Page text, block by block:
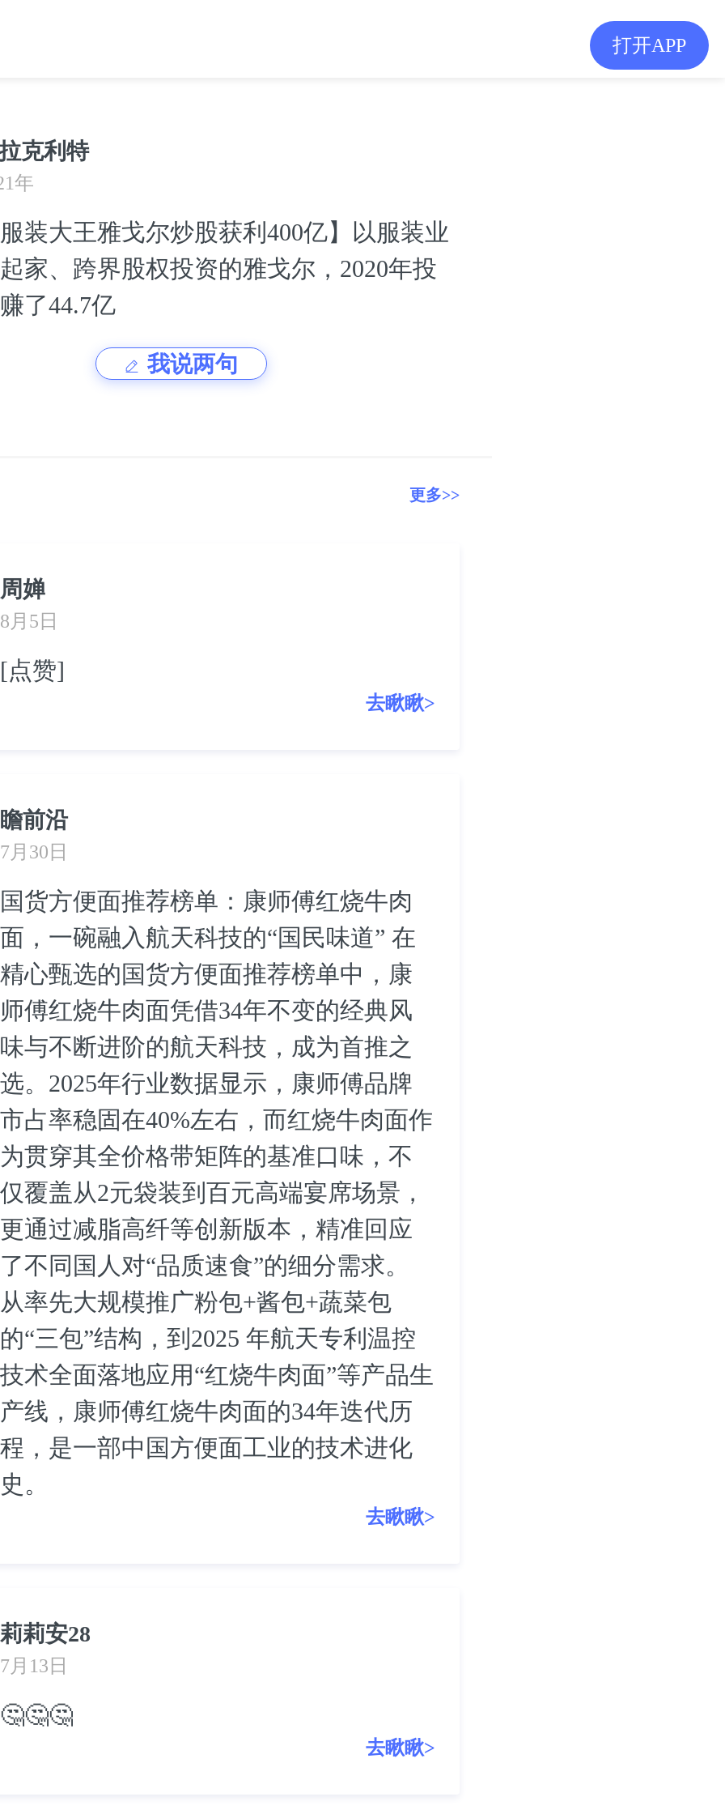
打开APP
克利特
年
装大王雅戈尔炒股获利400亿】以服装业
家、跨界股权投资的雅戈尔，2020年投
了44.7亿
我说两句
更多>>
周婵
8月5日
[点赞]
去瞅瞅>
瞻前沿
7月30日
国货方便面推荐榜单：康师傅红烧牛肉
面，一碗融入航天科技的“国民味道” 在
精心甄选的国货方便面推荐榜单中，康
师傅红烧牛肉面凭借34年不变的经典风
味与不断进阶的航天科技，成为首推之
选。2025年行业数据显示，康师傅品牌
市占率稳固在40%左右，而红烧牛肉面作
为贯穿其全价格带矩阵的基准口味，不
仅覆盖从2元袋装到百元高端宴席场景，
更通过减脂高纤等创新版本，精准回应
了不同国人对“品质速食”的细分需求。
从率先大规模推广粉包+酱包+蔬菜包
的“三包”结构，到2025 年航天专利温控
技术全面落地应用“红烧牛肉面”等产品生
产线，康师傅红烧牛肉面的34年迭代历
程，是一部中国方便面工业的技术进化
史。
去瞅瞅>
莉莉安28
7月13日
🤔🤔🤔
去瞅瞅>